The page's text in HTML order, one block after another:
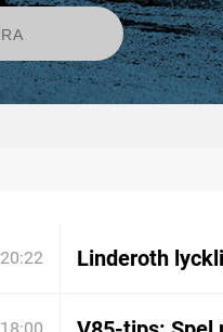
20:22 Linderoth